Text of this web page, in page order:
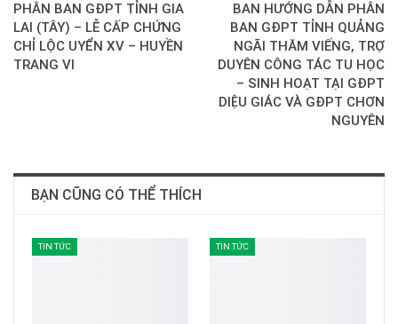
PHÂN BAN GĐPT TỈNH GIA
LAI (TÂY) – LỄ CẤP CHỨNG
CHỈ LỘC UYỂN XV – HUYỀN
TRANG VI
BAN HƯỚNG DẪN PHÂN
BAN GĐPT TỈNH QUẢNG
NGÃI THĂM VIẾNG, TRỢ
DUYÊN CÔNG TÁC TU HỌC
– SINH HOẠT TẠI GĐPT
DIỆU GIÁC VÀ GĐPT CHƠN
NGUYÊN
BẠN CŨNG CÓ THỂ THÍCH
TIN TỨC TIN TỨC